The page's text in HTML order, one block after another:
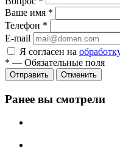
Ваше имя *
Телефон *
E-mail
Я согласен на
* — Обязательные поля
Отменить
Ранее вы смотрели